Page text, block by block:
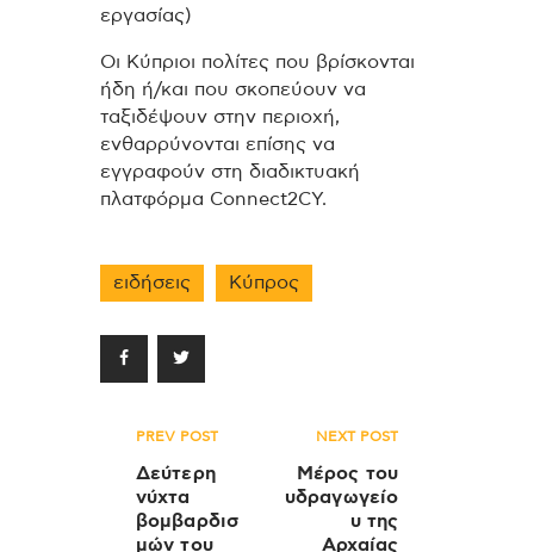
εργασίας)
Οι Κύπριοι πολίτες που βρίσκονται
ήδη ή/και που σκοπεύουν να
ταξιδέψουν στην περιοχή,
ενθαρρύνονται επίσης να
εγγραφούν στη διαδικτυακή
πλατφόρμα Connect2CY.
ειδήσεις Κύπρος
Πλοήγηση
άρθρων
PREV POST
Δεύτερη
νύχτα
βομβαρδισ
μών του
NEXT POST
Μέρος του
υδραγωγείο
υ της
Αρχαίας